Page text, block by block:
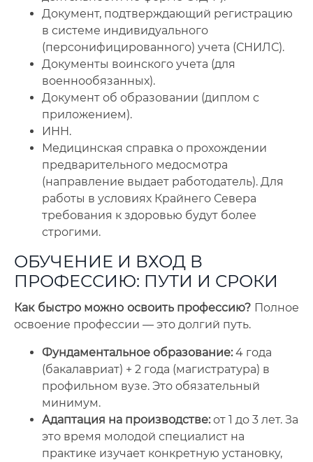
Документ, подтверждающий регистрацию
в системе индивидуального
(персонифицированного) учета (СНИЛС).
Документы воинского учета (для
военнообязанных).
Документ об образовании (диплом с
приложением).
ИНН.
Медицинская справка о прохождении
предварительного медосмотра
(направление выдает работодатель). Для
работы в условиях Крайнего Севера
требования к здоровью будут более
строгими.
ОБУЧЕНИЕ И ВХОД В
ПРОФЕССИЮ: ПУТИ И СРОКИ
Как быстро можно освоить профессию? Полное
освоение профессии — это долгий путь.
Фундаментальное образование:4 года
(бакалавриат) + 2 года (магистратура) в
профильном вузе. Это обязательный
минимум.
Адаптация на производстве:от 1 до 3 лет. За
это время молодой специалист на
практике изучает конкретную установку,